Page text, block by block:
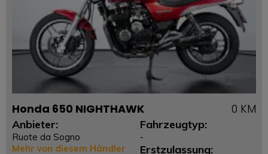
Honda 650 NIGHTHAWK 0 KM
Anbieter:
Ruote da Sogno
Mehr von diesem Händler
Fahrzeugtyp:
-
Erstzulassung: